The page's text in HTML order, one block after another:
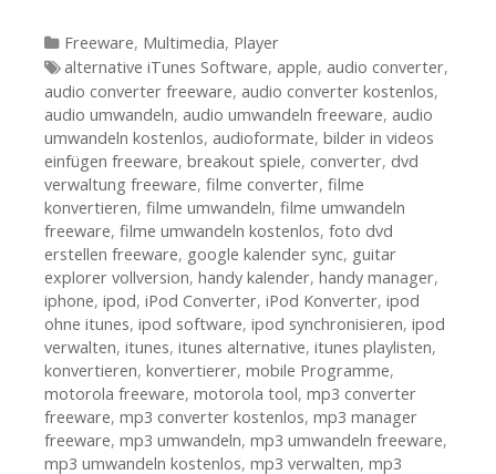
Kategorien
Freeware, Multimedia, Player
Tags
alternative iTunes Software, apple, audio converter,
audio converter freeware, audio converter kostenlos,
audio umwandeln, audio umwandeln freeware, audio
umwandeln kostenlos, audioformate, bilder in videos
einfügen freeware, breakout spiele, converter, dvd
verwaltung freeware, filme converter, filme
konvertieren, filme umwandeln, filme umwandeln
freeware, filme umwandeln kostenlos, foto dvd
erstellen freeware, google kalender sync, guitar
explorer vollversion, handy kalender, handy manager,
iphone, ipod, iPod Converter, iPod Konverter, ipod
ohne itunes, ipod software, ipod synchronisieren, ipod
verwalten, itunes, itunes alternative, itunes playlisten,
konvertieren, konvertierer, mobile Programme,
motorola freeware, motorola tool, mp3 converter
freeware, mp3 converter kostenlos, mp3 manager
freeware, mp3 umwandeln, mp3 umwandeln freeware,
mp3 umwandeln kostenlos, mp3 verwalten, mp3